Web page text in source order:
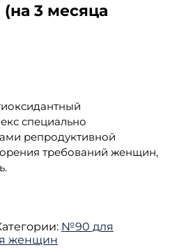
3 месяца
3269 грн.
специально
репродуктивной
требований женщин,
№90 для
женщин